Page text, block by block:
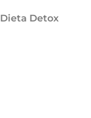
Dieta Detox